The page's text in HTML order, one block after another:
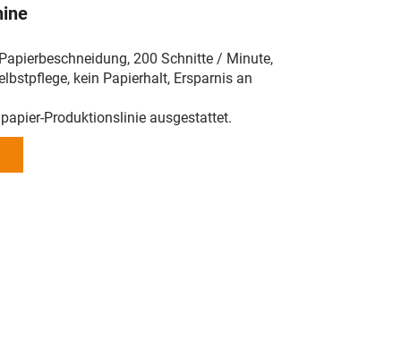
200 Schnitte / Minute,
kein Papierhalt, Ersparnis an
Produktionslinie ausgestattet.